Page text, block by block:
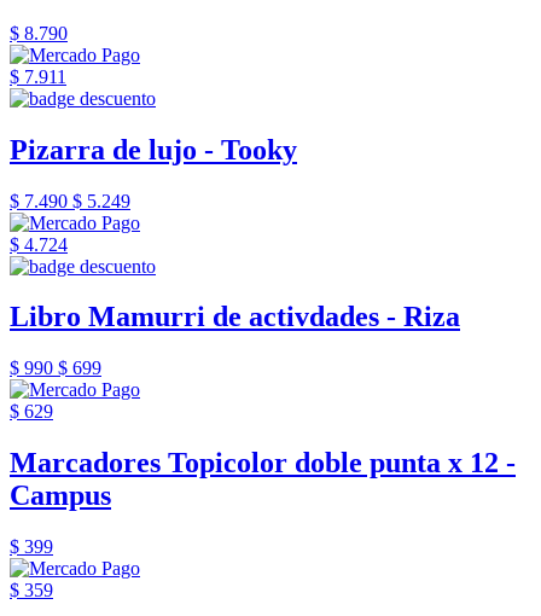
$ 8.790
$ 7.911
Pizarra de lujo - Tooky
$ 7.490 $ 5.249
$ 4.724
Libro Mamurri de activdades - Riza
$ 990 $ 699
$ 629
Marcadores Topicolor doble punta x 12 -
Campus
$ 399
$ 359